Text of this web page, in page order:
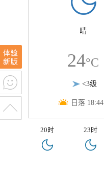
晴
24°C
<3级
日落 18:44
20时 23时